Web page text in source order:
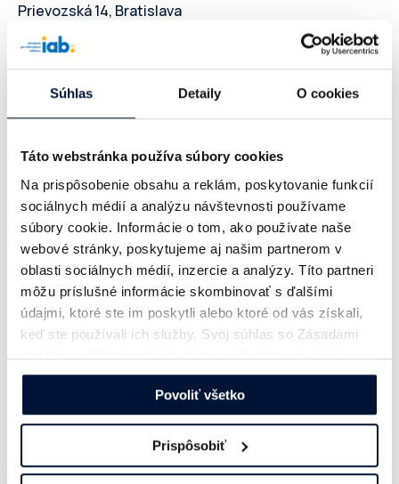
Súhlas Detaily O cookies
Táto webstránka používa súbory cookies
Na prispôsobenie obsahu a reklám, poskytovanie funkcií
sociálnych médií a analýzu návštevnosti používame
súbory cookie. Informácie o tom, ako používate naše
webové stránky, poskytujeme aj našim partnerom v
oblasti sociálnych médií, inzercie a analýzy. Títo partneri
môžu príslušné informácie skombinovať s ďalšími
údajmi, ktoré ste im poskytli alebo ktoré od vás získali,
keď ste používali ich služby. Svoj súhlas so Zásadami
cookiesmôžete kedykoľvek zmeniť alebo odvolať na
našej webovej stránke.
Povoliť všetko
Prispôsobiť
Prievozská 14, Bratislava
Pre koho je DIMAQ?
Digitálni nadšenci a freelanceri
Viac o kurze a lektoroch
“Ak ste klient – zadávateľ a hľadáte
niekoho, kto by vás vtiahol hlbšie do
sveta digitálneho marketingu, klikli ste
na správny web ? Dimaq akadémia je
“rýchlokurzom” s plnohodnotným a
vynikajúco vyskladaným obsahom, ktorý
na seba nadväzuje a rozširuje obzory vo